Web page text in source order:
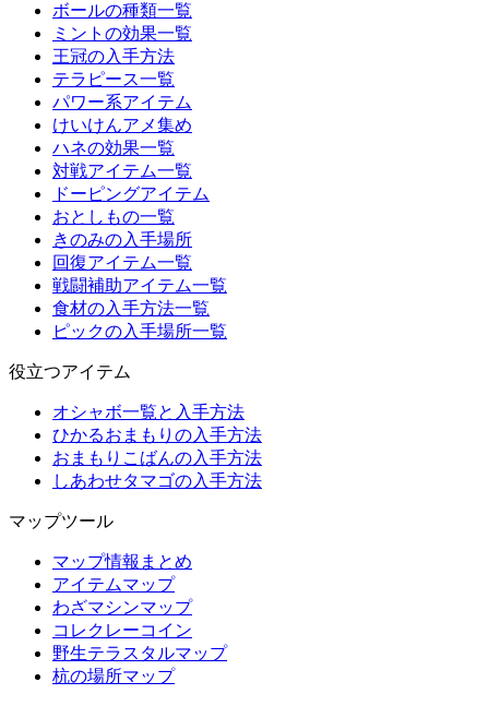
ボールの種類一覧
ミントの効果一覧
王冠の入手方法
テラピース一覧
パワー系アイテム
けいけんアメ集め
ハネの効果一覧
対戦アイテム一覧
ドーピングアイテム
おとしもの一覧
きのみの入手場所
回復アイテム一覧
戦闘補助アイテム一覧
食材の入手方法一覧
ピックの入手場所一覧
役立つアイテム
オシャボ一覧と入手方法
ひかるおまもりの入手方法
おまもりこばんの入手方法
しあわせタマゴの入手方法
マップツール
マップ情報まとめ
アイテムマップ
わざマシンマップ
コレクレーコイン
野生テラスタルマップ
杭の場所マップ